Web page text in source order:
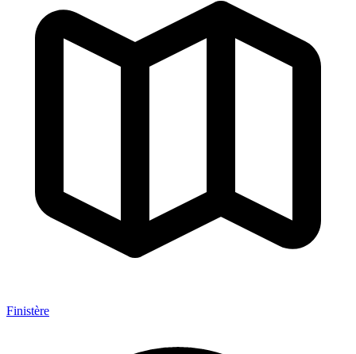
Finistère